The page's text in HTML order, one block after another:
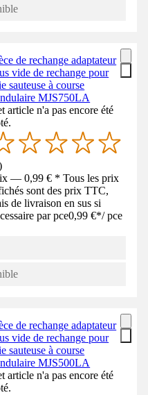
de rechange adaptateur
vide de rechange pour
sauteuse à course
MJS750LA
article n'a pas encore été
— 0,99 € * Tous les prix
sont des prix TTC,
de livraison en sus si
par pce0,99 €*/ pce
de rechange adaptateur
vide de rechange pour
sauteuse à course
MJS500LA
article n'a pas encore été